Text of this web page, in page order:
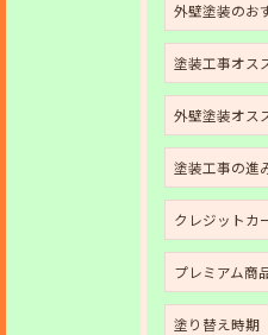
外壁塗装のお
塗装工事オス
外壁塗装オス
塗装工事の進
クレジットカ
プレミアム商
塗り替え時期